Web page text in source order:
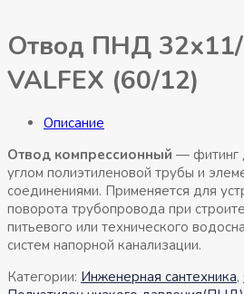
Отвод ПНД
VALFEX (60/12)
Описание
Отвод компрессионный — фитинг
углом полиэтиленовой трубы и
соединениями. Применяется для
поворота трубопровода при
питьевого или технического
систем напорной канализации.
Категории: Инженерная сантехника,